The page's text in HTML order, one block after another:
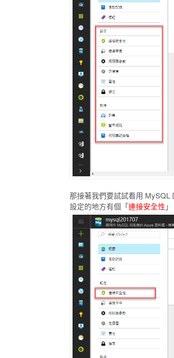
那接著我們要試試看用 MySQL
設定的地方有個「連接安全性 」